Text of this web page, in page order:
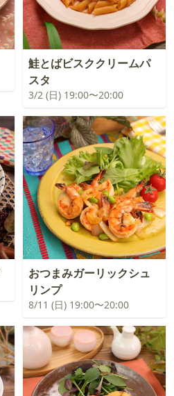
鮭とばビスククリームパ
スタ
3/2 (日) 19:00〜20:00
おつまみガーリックシュ
リンプ
8/11 (日) 19:00〜20:00